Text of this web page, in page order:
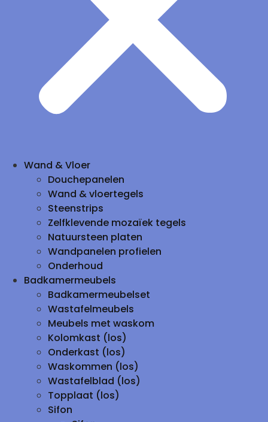
Wand & Vloer
Douchepanelen
Wand & vloertegels
Steenstrips
Zelfklevende mozaïek tegels
Natuursteen platen
Wandpanelen profielen
Onderhoud
Badkamermeubels
Badkamermeubelset
Wastafelmeubels
Meubels met waskom
Kolomkast (los)
Onderkast (los)
Waskommen (los)
Wastafelblad (los)
Topplaat (los)
Sifon